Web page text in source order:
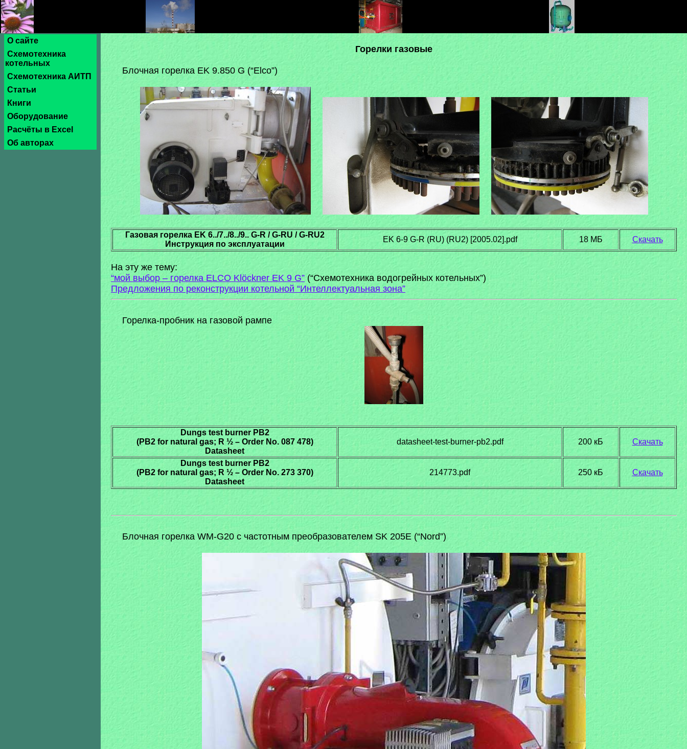
О сайте
Схемотехника
котельных
Схемотехника АИТП
Статьи
Книги
Оборудование
Расчёты в Excel
Об авторах
Горелки газовые
Блочная горелка EK 9.850 G (“Elco”)
Газовая горелка EK 6../7../8../9.. G-R / G-RU / G-RU2
Инструкция по эксплуатации
EK 6-9 G-R (RU) (RU2) [2005.02].pdf 18 МБ Скачать
На эту же тему:
“мой выбор – горелка ELCO Klöckner EK 9 G” (“Схемотехника водогрейных котельных”)
Предложения по реконструкции котельной “Интеллектуальная зона”
Горелка-пробник на газовой рампе
Dungs test burner PB2
(PB2 for natural gas; R ½ – Order No. 087 478)
Datasheet
datasheet-test-burner-pb2.pdf 200 кБ Скачать
Dungs test burner PB2
(PB2 for natural gas; R ½ – Order No. 273 370)
Datasheet
214773.pdf 250 кБ Скачать
Блочная горелка WM-G20 с частотным преобразователем SK 205E (“Nord”)